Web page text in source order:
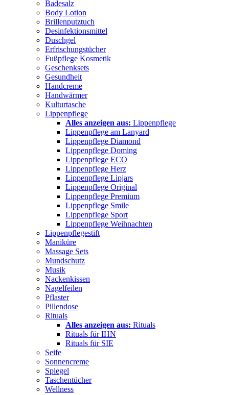
Badesalz
Body Lotion
Brillenputztuch
Desinfektionsmittel
Duschgel
Erfrischungstücher
Fußpflege Kosmetik
Geschenksets
Gesundheit
Handcreme
Handwärmer
Kulturtasche
Lippenpflege
Alles anzeigen aus: Lippenpflege
Lippenpflege am Lanyard
Lippenpflege Diamond
Lippenpflege Doming
Lippenpflege ECO
Lippenpflege Herz
Lippenpflege Lipjars
Lippenpflege Original
Lippenpflege Premium
Lippenpflege Smile
Lippenpflege Sport
Lippenpflege Weihnachten
Lippenpflegestift
Maniküre
Massage Sets
Mundschutz
Musik
Nackenkissen
Nagelfeilen
Pflaster
Pillendose
Rituals
Alles anzeigen aus: Rituals
Rituals für IHN
Rituals für SIE
Seife
Sonnencreme
Spiegel
Taschentücher
Wellness